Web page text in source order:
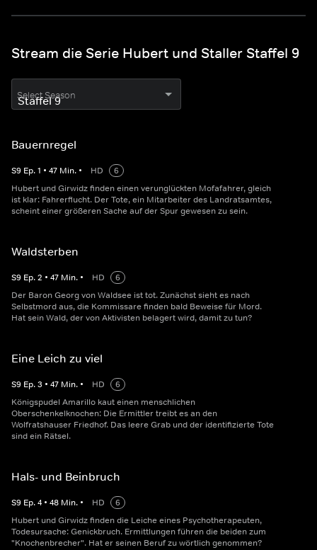
Stream die Serie Hubert und Staller Staffel 9
Select Season
Bauernregel
S9 Ep.1 • 47 Min. • HD
6
Hubert und Girwidz finden einen verunglückten Mofafahrer, gleich
ist klar: Fahrerflucht. Der Tote, ein Mitarbeiter des Landratsamtes,
scheint einer größeren Sache auf der Spur gewesen zu sein.
Waldsterben
S9 Ep.2 • 47 Min. • HD
6
Der Baron Georg von Waldsee ist tot. Zunächst sieht es nach
Selbstmord aus, die Kommissare finden bald Beweise für Mord.
Hat sein Wald, der von Aktivisten belagert wird, damit zu tun?
Eine Leich zu viel
S9 Ep.3 • 47 Min. • HD
6
Königspudel Amarillo kaut einen menschlichen
Oberschenkelknochen: Die Ermittler treibt es an den
Wolfratshauser Friedhof. Das leere Grab und der identifizierte Tote
sind ein Rätsel.
Hals- und Beinbruch
S9 Ep.4 • 48 Min. • HD
6
Hubert und Girwidz finden die Leiche eines Psychotherapeuten,
Todesursache: Genickbruch. Ermittlungen führen die beiden zum
"Knochenbrecher". Hat er seinen Beruf zu wörtlich genommen?